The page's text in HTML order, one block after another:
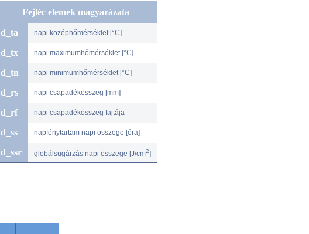
Fejléc elemek magyarázata
d_ta napi középhőmérséklet [°C]
d_tx napi maximumhőmérséklet [°C]
d_tn napi minimumhőmérséklet [°C]
d_rs napi csapadékösszeg [mm]
d_rf napi csapadékösszeg fajtája
d_ss napfénytartam napi összege [óra]
d_ssr globálsugárzás napi összege [J/cm2]